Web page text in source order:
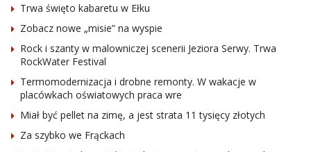
Trwa święto kabaretu w Ełku
Zobacz nowe „misie” na wyspie
Rock i szanty w malowniczej scenerii Jeziora Serwy. Trwa
RockWater Festival
Termomodernizacja i drobne remonty. W wakacje w
placówkach oświatowych praca wre
Miał być pellet na zimę, a jest strata 11 tysięcy złotych
Za szybko we Frąckach